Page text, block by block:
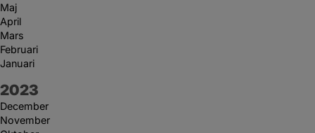
Maj
April
Mars
Februari
Januari
År:
2023
December
November